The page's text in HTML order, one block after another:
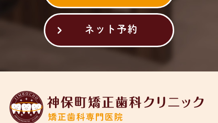
ネット予約